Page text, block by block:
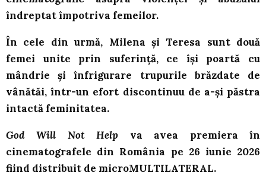
îndreptat împotriva femeilor.
În cele din urmă, Milena și Teresa sunt două
femei unite prin suferință, ce își poartă cu
mândrie și înfrigurare trupurile brăzdate de
vânătăi, într-un efort discontinuu de a-și păstra
intactă feminitatea.
God Will Not Help va avea premiera în
cinematografele din România pe 26 iunie 2026
fiind distribuit de microMULTILATERAL.